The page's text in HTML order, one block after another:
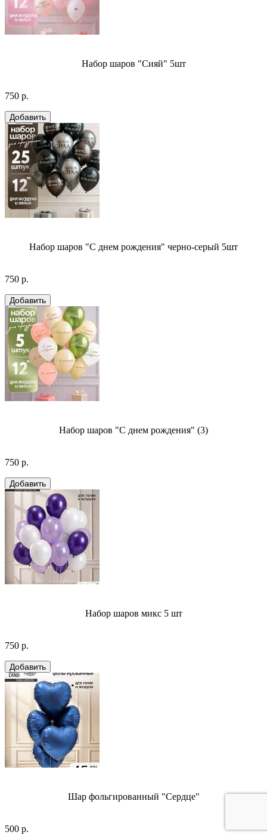
Набор шаров "Сияй" 5шт
750 р.
Набор шаров "С днем рождения" черно-серый 5шт
750 р.
Набор шаров "С днем рождения" (3)
750 р.
Набор шаров микс 5 шт
750 р.
Шар фольгированный "Сердце"
500 р.